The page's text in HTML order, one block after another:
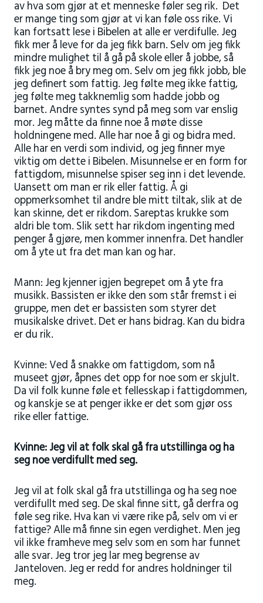
av hva som gjør at et menneske føler seg rik. Det
er mange ting som gjør at vi kan føle oss rike. Vi
kan fortsatt lese i Bibelen at alle er verdifulle. Jeg
fikk mer å leve for da jeg fikk barn. Selv om jeg fikk
mindre mulighet til å gå på skole eller å jobbe, så
fikk jeg noe å bry meg om. Selv om jeg fikk jobb, ble
jeg definert som fattig. Jeg følte meg ikke fattig,
jeg følte meg takknemlig som hadde jobb og
barnet. Andre syntes synd på meg som var enslig
mor. Jeg måtte da finne noe å møte disse
holdningene med. Alle har noe å gi og bidra med.
Alle har en verdi som individ, og jeg finner mye
viktig om dette i Bibelen. Misunnelse er en form for
fattigdom, misunnelse spiser seg inn i det levende.
Uansett om man er rik eller fattig. Å gi
oppmerksomhet til andre ble mitt tiltak, slik at de
kan skinne, det er rikdom. Sareptas krukke som
aldri ble tom. Slik sett har rikdom ingenting med
penger å gjøre, men kommer innenfra. Det handler
om å yte ut fra det man kan og har.
Mann: Jeg kjenner igjen begrepet om å yte fra
musikk. Bassisten er ikke den som står fremst i ei
gruppe, men det er bassisten som styrer det
musikalske drivet. Det er hans bidrag. Kan du bidra
er du rik.
Kvinne: Ved å snakke om fattigdom, som nå
museet gjør, åpnes det opp for noe som er skjult.
Da vil folk kunne føle et fellesskap i fattigdommen,
og kanskje se at penger ikke er det som gjør oss
rike eller fattige.
Kvinne: Jeg vil at folk skal gå fra utstillinga og ha
seg noe verdifullt med seg.
Jeg vil at folk skal gå fra utstillinga og ha seg noe
verdifullt med seg. De skal finne sitt, gå derfra og
føle seg rike. Hva kan vi være rike på, selv om vi er
fattige? Alle må finne sin egen verdighet. Men jeg
vil ikke framheve meg selv som en som har funnet
alle svar. Jeg tror jeg lar meg begrense av
Janteloven. Jeg er redd for andres holdninger til
meg.